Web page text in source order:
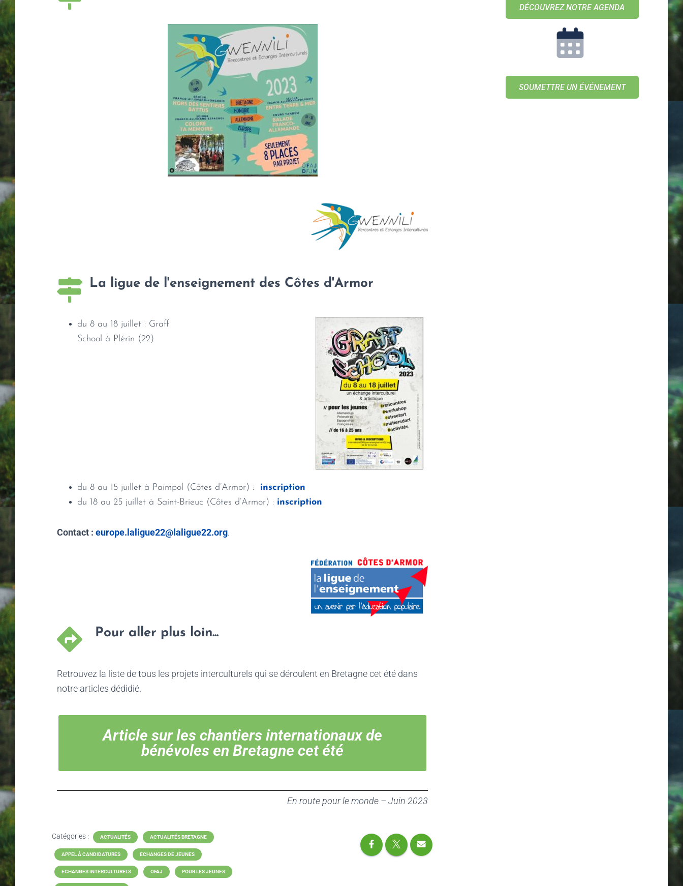
La ligue de l'enseignement des Côtes d'Armor
du 8 au 18 juillet : Graff
School à Plérin (22)
du 8 au 15 juillet à Paimpol (Côtes d’Armor) : inscription
du 18 au 25 juillet à Saint-Brieuc (Côtes d’Armor) : inscription
Contact : europe.laligue22@laligue22.org.
Pour aller plus loin...
Retrouvez la liste de tous les projets interculturels qui se déroulent en Bretagne cet été dans
notre articles dédidié.
Article sur les chantiers internationaux de
bénévoles en Bretagne cet été
En route pour le monde – Juin 2023
Catégories : ACTUALITÉS ACTUALITÉS BRETAGNE
APPEL À CANDIDATURES ECHANGES DE JEUNES
ECHANGES INTERCULTURELS OFAJ POUR LES JEUNES
DÉCOUVREZ NOTRE AGENDA
SOUMETTRE UN ÉVÉNEMENT